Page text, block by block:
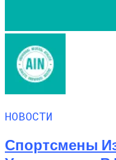
НОВОСТИ
Спортсмены